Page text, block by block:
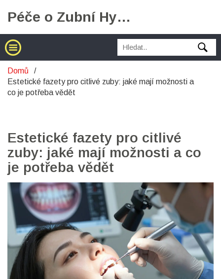
Péče o Zubní Hygienu
Domů
Estetické fazety pro citlivé zuby: jaké mají možnosti a
co je potřeba vědět
Estetické fazety pro citlivé
zuby: jaké mají možnosti a co
je potřeba vědět